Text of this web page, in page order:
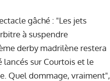
gâché : "Les jets
à suspendre
derby madrilène restera
lancés sur Courtois et le
Quel dommage, vraiment",